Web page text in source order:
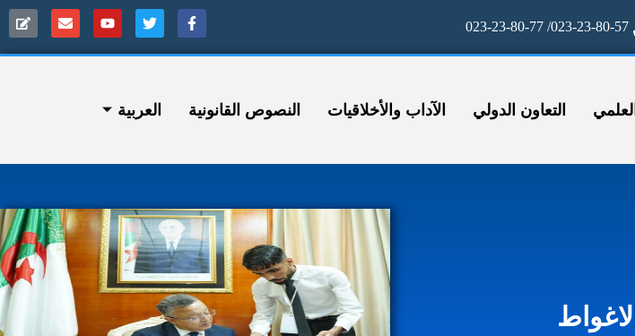
023-23-80-57/ 023-23-
التعاون الدولي الآداب واﻷخلاقيات النصوص القانونية العربية